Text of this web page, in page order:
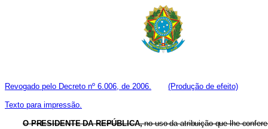
Revogado pelo Decreto nº 6.006, de 2006. (Produção de efeito)
Texto para impressão.
O PRESIDENTE DA REPÚBLICA,no uso da atribuição que lhe